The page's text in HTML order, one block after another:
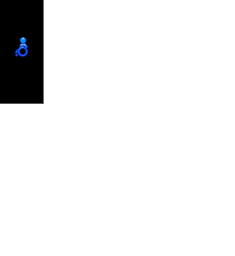
נמנעה כניסת
בית הקפה עצמו. במהלך
"שאבס" והושלכו מספר